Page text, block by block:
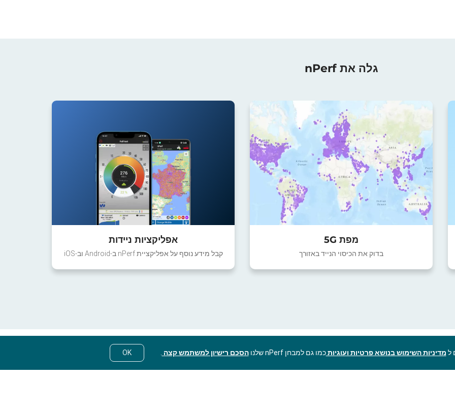
גלה את nPerf
מפת 5G
בדוק את הכיסוי הנייד באזורך
אפליקציות ניידות
קבל מידע נוסף על אפליקציית nPerf ב-Android וב-iOS
מדיניות השימוש בנושא פרטיות ועוגיותכמו גם למבחן nPerf שלנו הסכם רישיון למשתמש קצה OK